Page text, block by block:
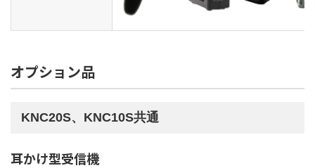
オプション品
KNC20S、KNC10S共通
耳かけ型受信機